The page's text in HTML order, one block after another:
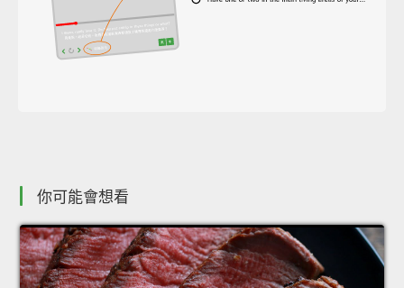
你可能會想看